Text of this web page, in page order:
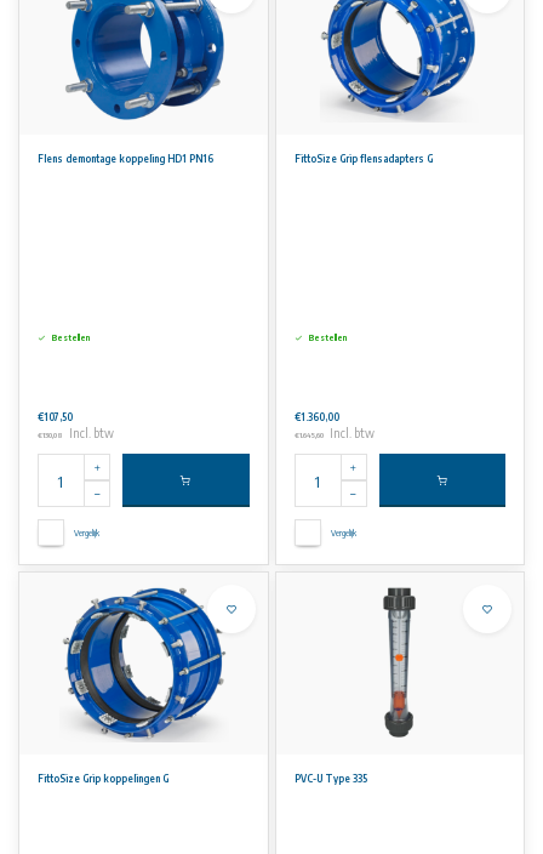
Flens demontage koppeling HD1 PN16
Bestellen
€107,50
€130,08 Incl. btw
Vergelijk
FittoSize Grip flensadapters G
Bestellen
€1.360,00
€1.645,60 Incl. btw
Vergelijk
FittoSize Grip koppelingen G PVC-U Type 335